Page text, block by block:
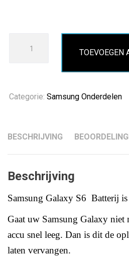
Samsung
aantal
TOEVOEGEN
Categorie: Samsung Onderdelen
BESCHRIJVING
Beschrijving
Samsung Galaxy S6 Batterij
Gaat uw Samsung Galaxy niet
accu snel leeg. Dan is dit de
laten vervangen.